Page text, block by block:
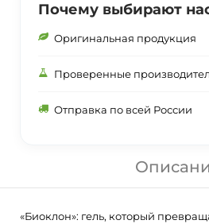
Почему выбирают
Оригинальная продукция
Проверенные
Отправка по всей России
«Биоклон»: гель, который